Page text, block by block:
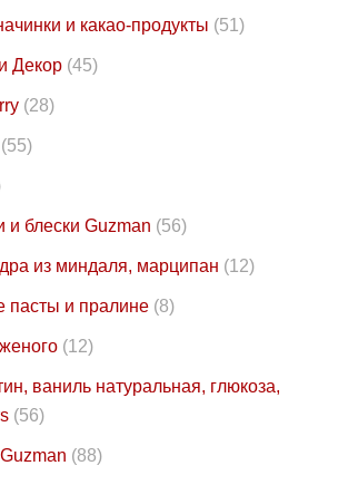
и какао-продукты (51)
Декор (45)
(28)
(55)
и блески Guzman (56)
из миндаля, марципан (12)
пасты и пралине (8)
(12)
ваниль натуральная, глюкоза,
(56)
(88)